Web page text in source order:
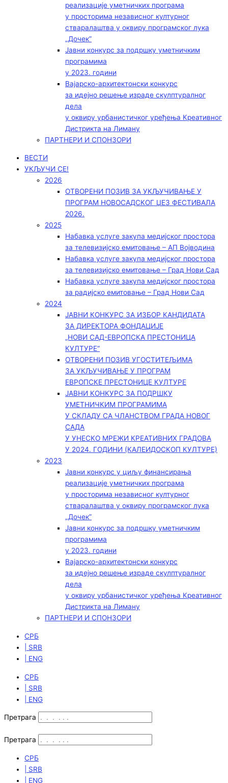
реализације уметничких програма
у просторима независног културног
стваралаштва у оквиру програмског лука
„Дочек”
Јавни конкурс за подршку уметничким
програмима
у 2023. години
Вајарско-архитектонски конкурс
за идејно решење израде скулптуралног
дела
у оквиру урбанистичког уређења Креативног
Дистрикта на Лиману
ПАРТНЕРИ И СПОНЗОРИ
ВЕСТИ
УКЉУЧИ СЕ!
2026
ОТВОРЕНИ ПОЗИВ ЗА УКЉУЧИВАЊЕ У
ПРОГРАМ НОВОСАДСКОГ ЏЕЗ ФЕСТИВАЛА
2026.
2025
Набавка услуге закупа медијског простора
за телевизијско емитовање – АП Војводинa
Набавка услуге закупа медијског простора
за телевизијско емитовање – Град Нови Сад
Набавка услуге закупа медијског простора
за радијско емитовање – Град Нови Сад
2024
ЈАВНИ КОНКУРС ЗА ИЗБОР КАНДИДАТА
ЗА ДИРЕКТОРА ФОНДАЦИЈЕ
„НОВИ САД-ЕВРОПСКА ПРЕСТОНИЦА
КУЛТУРЕ“
ОТВОРЕНИ ПОЗИВ УГОСТИТЕЉИМА
ЗА УКЉУЧИВАЊЕ У ПРОГРАМ
ЕВРОПСКЕ ПРЕСТОНИЦЕ КУЛТУРЕ
ЈАВНИ КОНКУРС ЗА ПОДРШКУ
УМЕТНИЧКИМ ПРОГРАМИМА
У СКЛАДУ СА ЧЛАНСТВОМ ГРАДА НОВОГ
САДА
У УНЕСКО МРЕЖИ КРЕАТИВНИХ ГРАДОВА
У 2024. ГОДИНИ (КАЛЕИДОСКОП КУЛТУРЕ)
2023
Јавни конкурс у циљу финансирања
реализације уметничких програма
у просторима независног културног
стваралаштва у оквиру програмског лука
„Дочек”
Јавни конкурс за подршку уметничким
програмима
у 2023. години
Вајарско-архитектонски конкурс
за идејно решење израде скулптуралног
дела
у оквиру урбанистичког уређења Креативног
Дистрикта на Лиману
ПАРТНЕРИ И СПОНЗОРИ
СРБ
| SRB
| ENG
СРБ
| SRB
| ENG
Претрага
Претрага
СРБ
| SRB
| ENG